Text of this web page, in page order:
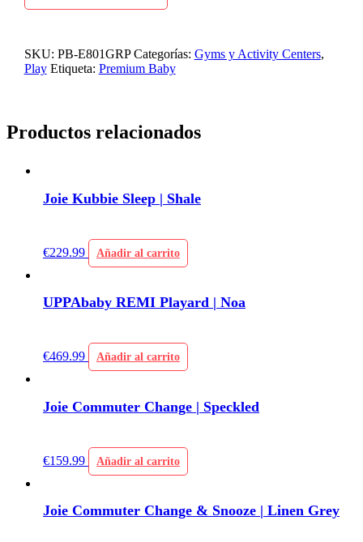
SKU: PB-E801GRP Categorías: Gyms y Activity Centers,
Play Etiqueta: Premium Baby
Productos relacionados
Joie Kubbie Sleep | Shale
€229.99 Añadir al carrito
UPPAbaby REMI Playard | Noa
€469.99 Añadir al carrito
Joie Commuter Change | Speckled
€159.99 Añadir al carrito
Joie Commuter Change & Snooze | Linen Grey